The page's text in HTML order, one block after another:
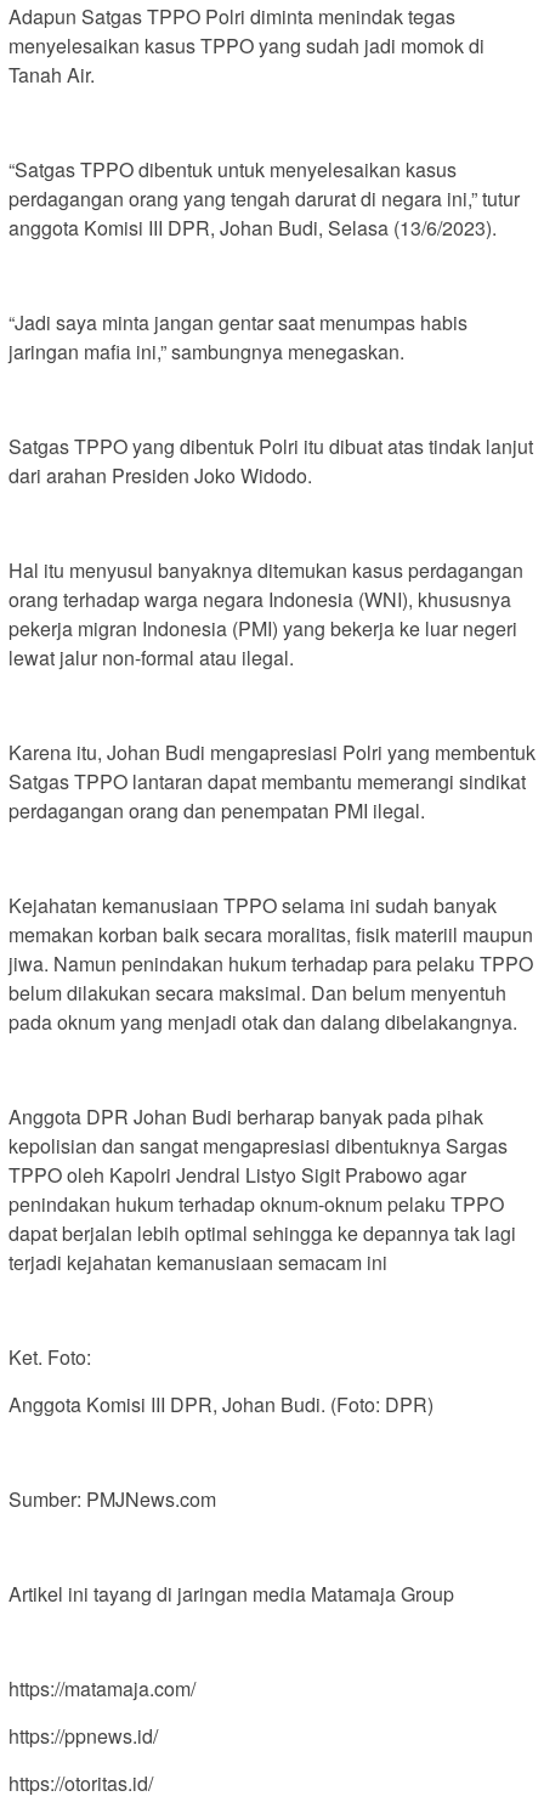
Adapun Satgas TPPO Polri diminta menindak tegas
menyelesaikan kasus TPPO yang sudah jadi momok di
Tanah Air.
“Satgas TPPO dibentuk untuk menyelesaikan kasus
perdagangan orang yang tengah darurat di negara ini,” tutur
anggota Komisi III DPR, Johan Budi, Selasa (13/6/2023).
“Jadi saya minta jangan gentar saat menumpas habis
jaringan mafia ini,” sambungnya menegaskan.
Satgas TPPO yang dibentuk Polri itu dibuat atas tindak lanjut
dari arahan Presiden Joko Widodo.
Hal itu menyusul banyaknya ditemukan kasus perdagangan
orang terhadap warga negara Indonesia (WNI), khususnya
pekerja migran Indonesia (PMI) yang bekerja ke luar negeri
lewat jalur non-formal atau ilegal.
Karena itu, Johan Budi mengapresiasi Polri yang membentuk
Satgas TPPO lantaran dapat membantu memerangi sindikat
perdagangan orang dan penempatan PMI ilegal.
Kejahatan kemanusiaan TPPO selama ini sudah banyak
memakan korban baik secara moralitas, fisik materiil maupun
jiwa. Namun penindakan hukum terhadap para pelaku TPPO
belum dilakukan secara maksimal. Dan belum menyentuh
pada oknum yang menjadi otak dan dalang dibelakangnya.
Anggota DPR Johan Budi berharap banyak pada pihak
kepolisian dan sangat mengapresiasi dibentuknya Sargas
TPPO oleh Kapolri Jendral Listyo Sigit Prabowo agar
penindakan hukum terhadap oknum-oknum pelaku TPPO
dapat berjalan lebih optimal sehingga ke depannya tak lagi
terjadi kejahatan kemanusiaan semacam ini
Ket. Foto:
Anggota Komisi III DPR, Johan Budi. (Foto: DPR)
Sumber: PMJNews.com
Artikel ini tayang di jaringan media Matamaja Group
https://matamaja.com/
https://ppnews.id/
https://otoritas.id/